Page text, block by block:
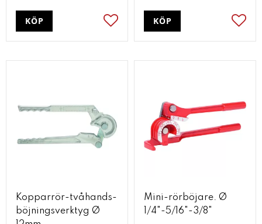
Lägg till i favoriter
KÖP KÖP
Kopparrör-tvåhands-
böjningsverktyg Ø
Mini-rörböjare. Ø
1/4"-5/16"-3/8"